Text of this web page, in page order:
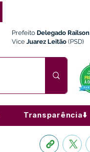
Prefeito Delegado Railson
Vice Juarez Leitão (PSD)
Transparência⬇️